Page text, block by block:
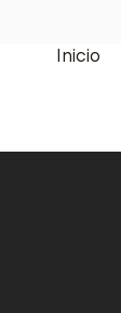
Inicio